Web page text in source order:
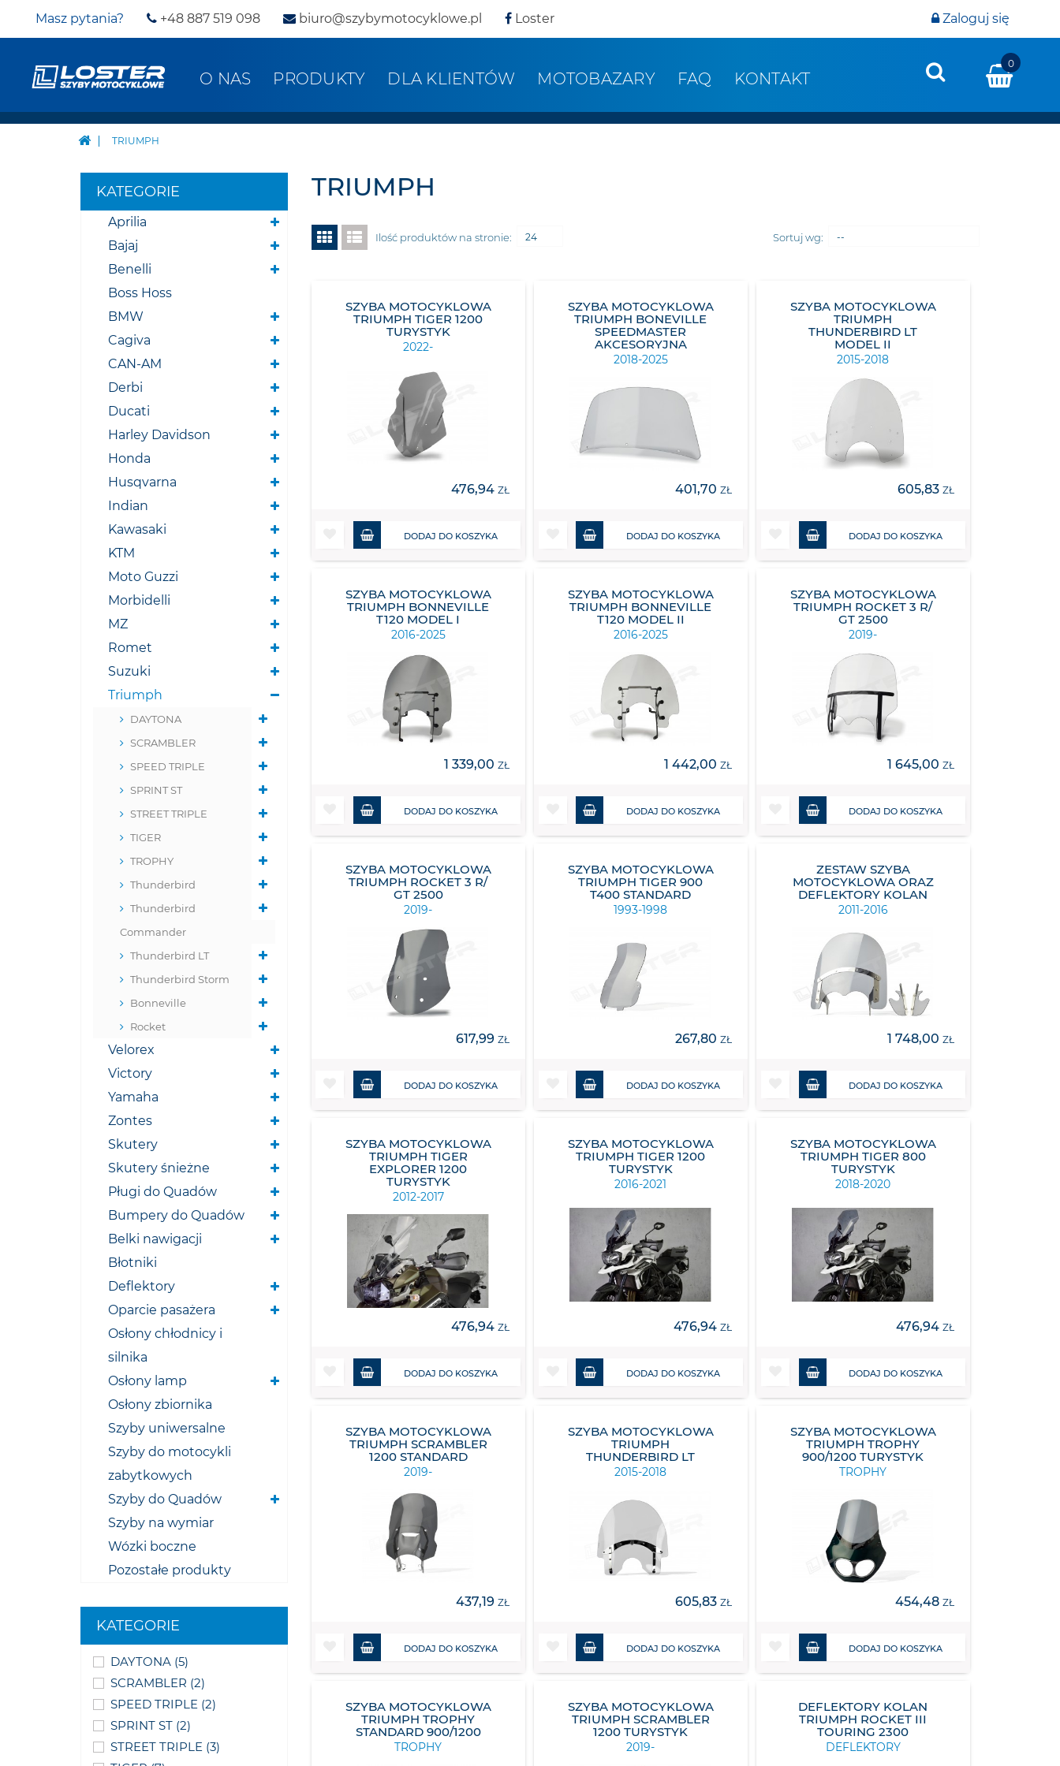
Masz pytania? +48 887 519 098 biuro@szybymotocyklowe.pl Loster Zaloguj się
0
O NAS PRODUKTY DLA KLIENTÓW MOTOBAZARY FAQ KONTAKT
TRIUMPH
KATEGORIE
Aprilia
Bajaj
Benelli
Boss Hoss
BMW
Cagiva
CAN-AM
Derbi
Ducati
Harley Davidson
Honda
Husqvarna
Indian
Kawasaki
KTM
Moto Guzzi
Morbidelli
MZ
Romet
Suzuki
Triumph
DAYTONA
SCRAMBLER
SPEED TRIPLE
SPRINT ST
STREET TRIPLE
TIGER
TROPHY
Thunderbird
Thunderbird
Commander
Thunderbird LT
Thunderbird Storm
Bonneville
Rocket
Velorex
Victory
Yamaha
Zontes
Skutery
Skutery śnieżne
Pługi do Quadów
Bumpery do Quadów
Belki nawigacji
Błotniki
Deflektory
Oparcie pasażera
Osłony chłodnicy i
silnika
Osłony lamp
Osłony zbiornika
Szyby uniwersalne
Szyby do motocykli
zabytkowych
Szyby do Quadów
Szyby na wymiar
Wózki boczne
Pozostałe produkty
KATEGORIE
DAYTONA (5)
SCRAMBLER (2)
SPEED TRIPLE (2)
SPRINT ST (2)
STREET TRIPLE (3)
TRIUMPH
Sortuj wg: --
Ilość produktów na stronie: 24
SZYBA MOTOCYKLOWA
TRIUMPH TIGER 1200
TURYSTYK
2022-
476,94 ZŁ
DODAJ DO KOSZYKA
SZYBA MOTOCYKLOWA
TRIUMPH BONEVILLE
SPEEDMASTER
AKCESORYJNA
2018-2025
401,70 ZŁ
DODAJ DO KOSZYKA
SZYBA MOTOCYKLOWA
TRIUMPH
THUNDERBIRD LT
MODEL II
2015-2018
605,83ZŁ
DODAJ DO KOSZYKA
SZYBA MOTOCYKLOWA
TRIUMPH BONNEVILLE
T120 MODEL I
2016-2025
1 339,00 ZŁ
DODAJ DO KOSZYKA
SZYBA MOTOCYKLOWA
TRIUMPH BONNEVILLE
T120 MODEL II
2016-2025
1 442,00 ZŁ
DODAJ DO KOSZYKA
SZYBA MOTOCYKLOWA
TRIUMPH ROCKET 3 R/
GT 2500
2019-
1 645,00ZŁ
DODAJ DO KOSZYKA
SZYBA MOTOCYKLOWA
TRIUMPH ROCKET 3 R/
GT 2500
2019-
617,99 ZŁ
DODAJ DO KOSZYKA
SZYBA MOTOCYKLOWA
TRIUMPH TIGER 900
T400 STANDARD
1993-1998
267,80 ZŁ
DODAJ DO KOSZYKA
ZESTAW SZYBA
MOTOCYKLOWA ORAZ
DEFLEKTORY KOLAN
2011-2016
1 748,00ZŁ
DODAJ DO KOSZYKA
SZYBA MOTOCYKLOWA
TRIUMPH TIGER
EXPLORER 1200
TURYSTYK
2012-2017
476,94 ZŁ
DODAJ DO KOSZYKA
SZYBA MOTOCYKLOWA
TRIUMPH TIGER 1200
TURYSTYK
2016-2021
476,94 ZŁ
DODAJ DO KOSZYKA
SZYBA MOTOCYKLOWA
TRIUMPH TIGER 800
TURYSTYK
2018-2020
476,94ZŁ
DODAJ DO KOSZYKA
SZYBA MOTOCYKLOWA
TRIUMPH SCRAMBLER
1200 STANDARD
2019-
437,19 ZŁ
DODAJ DO KOSZYKA
SZYBA MOTOCYKLOWA
TRIUMPH
THUNDERBIRD LT
2015-2018
605,83 ZŁ
DODAJ DO KOSZYKA
SZYBA MOTOCYKLOWA
TRIUMPH TROPHY
900/1200 TURYSTYK
TROPHY
454,48ZŁ
DODAJ DO KOSZYKA
SZYBA MOTOCYKLOWA
TRIUMPH TROPHY
STANDARD 900/1200
TROPHY
SZYBA MOTOCYKLOWA
TRIUMPH SCRAMBLER
1200 TURYSTYK
2019-
DEFLEKTORY KOLAN
TRIUMPH ROCKET III
TOURING 2300
DEFLEKTORY